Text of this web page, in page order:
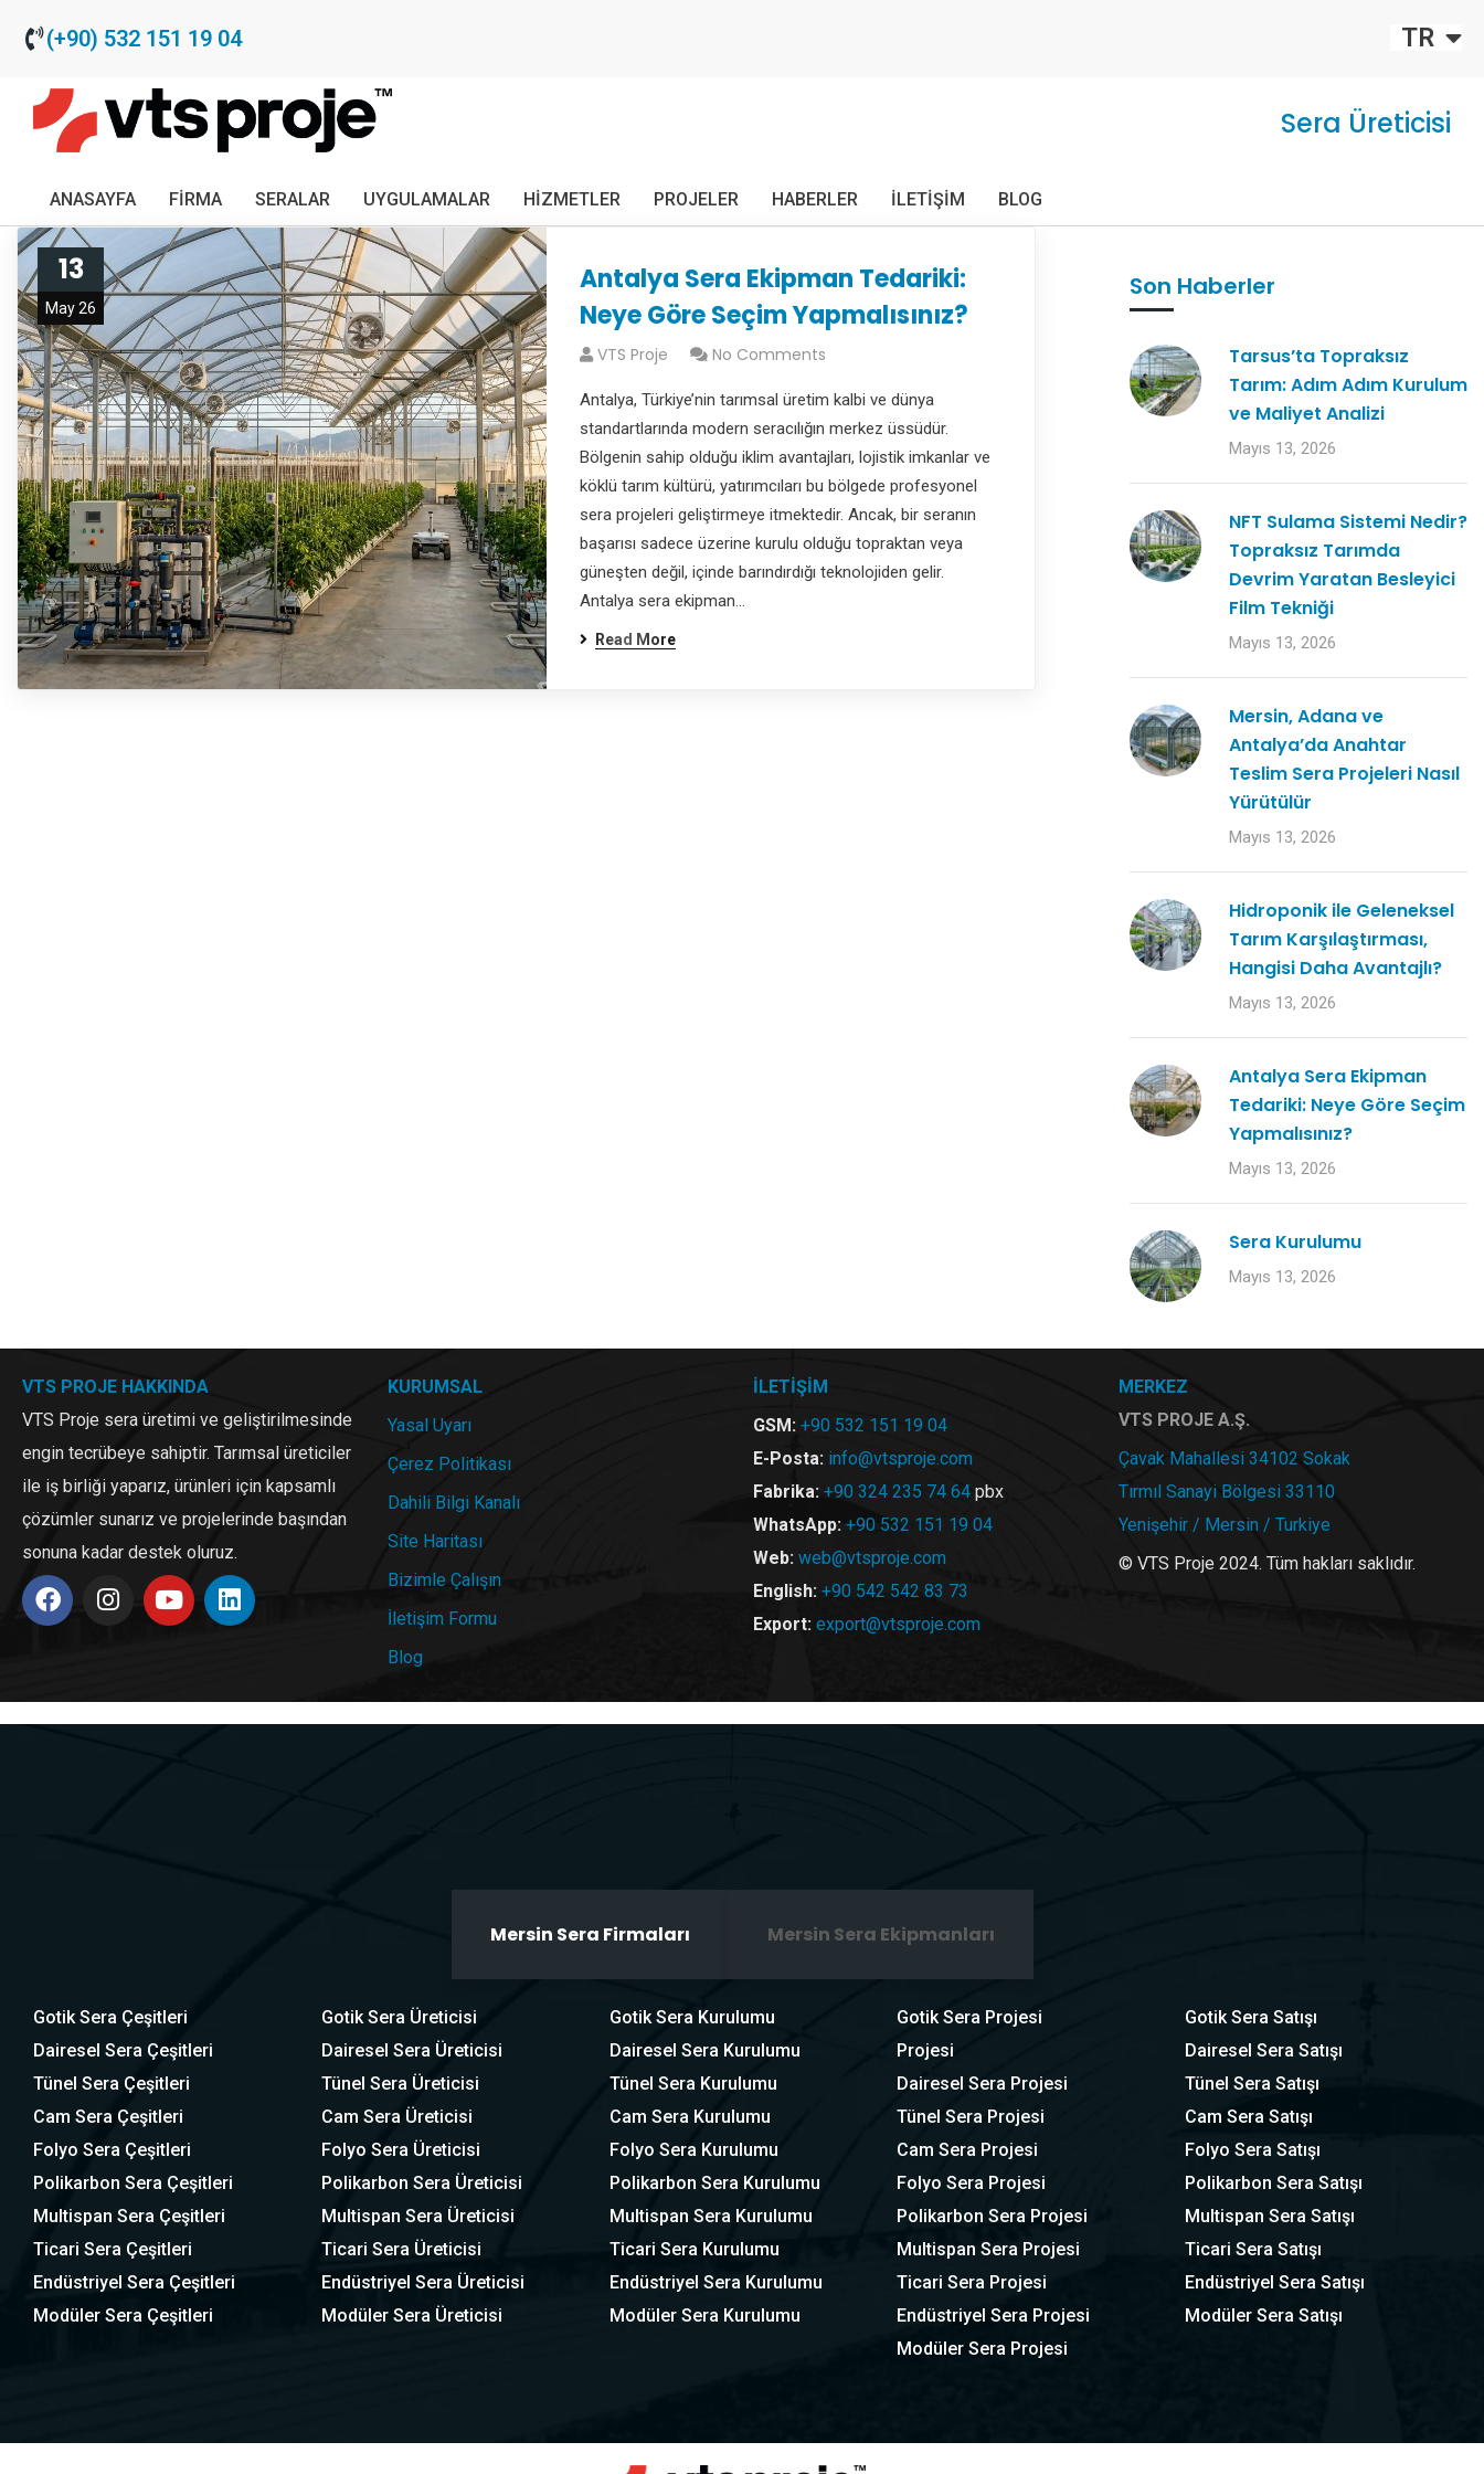
(+90) 532 151 19 04 TR
EU
Sera Üreticisi
ANASAYFA FIRMA SERALAR UYGULAMALAR HIZMETLER PROJELER HABERLER İLETIŞIM BLOG
13
May 26
Antalya Sera Ekipman Tedariki:
Neye Göre Seçim Yapmalısınız?
VTS Proje No Comments
Antalya, Türkiye’nin tarımsal üretim kalbi ve dünya
standartlarında modern seracılığın merkez üssüdür.
Bölgenin sahip olduğu iklim avantajları, lojistik imkanlar ve
köklü tarım kültürü, yatırımcıları bu bölgede profesyonel
sera projeleri geliştirmeye itmektedir. Ancak, bir seranın
başarısı sadece üzerine kurulu olduğu topraktan veya
güneşten değil, içinde barındırdığı teknolojiden gelir.
Antalya sera ekipman…
Read More
Son Haberler
Tarsus’ta Topraksız
Tarım: Adım Adım Kurulum
ve Maliyet Analizi
Mayıs 13, 2026
NFT Sulama Sistemi Nedir?
Topraksız Tarımda
Devrim Yaratan Besleyici
Film Tekniği
Mayıs 13, 2026
Mersin, Adana ve
Antalya’da Anahtar
Teslim Sera Projeleri Nasıl
Yürütülür
Mayıs 13, 2026
Hidroponik ile Geleneksel
Tarım Karşılaştırması,
Hangisi Daha Avantajlı?
Mayıs 13, 2026
Antalya Sera Ekipman
Tedariki: Neye Göre Seçim
Yapmalısınız?
Mayıs 13, 2026
Sera Kurulumu
Mayıs 13, 2026
VTS PROJE HAKKINDA
VTS Proje sera üretimi ve geliştirilmesinde
engin tecrübeye sahiptir. Tarımsal üreticiler
ile iş birliği yaparız, ürünleri için kapsamlı
çözümler sunarız ve projelerinde başından
sonuna kadar destek oluruz.
KURUMSAL
Yasal Uyarı
Çerez Politikası
Dahili Bilgi Kanalı
Site Haritası
Bizimle Çalışın
İletişim Formu
Blog
İLETİŞİM
GSM: +90 532 151 19 04
E-Posta: info@vtsproje.com
Fabrika: +90 324 235 74 64 pbx
WhatsApp: +90 532 151 19 04
Web: web@vtsproje.com
English: +90 542 542 83 73
Export: export@vtsproje.com
MERKEZ
VTS PROJE A.Ş.
Çavak Mahallesi 34102 Sokak
Tırmıl Sanayi Bölgesi 33110
Yenişehir / Mersin / Turkiye
© VTS Proje 2024. Tüm hakları saklıdır.
Mersin Sera Firmaları Mersin Sera Ekipmanları
Gotik Sera Çeşitleri
Dairesel Sera Çeşitleri
Tünel Sera Çeşitleri
Cam Sera Çeşitleri
Folyo Sera Çeşitleri
Polikarbon Sera Çeşitleri
Multispan Sera Çeşitleri
Ticari Sera Çeşitleri
Endüstriyel Sera Çeşitleri
Modüler Sera Çeşitleri
Gotik Sera Üreticisi
Dairesel Sera Üreticisi
Tünel Sera Üreticisi
Cam Sera Üreticisi
Folyo Sera Üreticisi
Polikarbon Sera Üreticisi
Multispan Sera Üreticisi
Ticari Sera Üreticisi
Endüstriyel Sera Üreticisi
Modüler Sera Üreticisi
Gotik Sera Kurulumu
Dairesel Sera Kurulumu
Tünel Sera Kurulumu
Cam Sera Kurulumu
Folyo Sera Kurulumu
Polikarbon Sera Kurulumu
Multispan Sera Kurulumu
Ticari Sera Kurulumu
Endüstriyel Sera Kurulumu
Modüler Sera Kurulumu
Gotik Sera Projesi
Projesi
Dairesel Sera Projesi
Tünel Sera Projesi
Cam Sera Projesi
Folyo Sera Projesi
Polikarbon Sera Projesi
Multispan Sera Projesi
Ticari Sera Projesi
Endüstriyel Sera Projesi
Modüler Sera Projesi
Gotik Sera Satışı
Dairesel Sera Satışı
Tünel Sera Satışı
Cam Sera Satışı
Folyo Sera Satışı
Polikarbon Sera Satışı
Multispan Sera Satışı
Ticari Sera Satışı
Endüstriyel Sera Satışı
Modüler Sera Satışı